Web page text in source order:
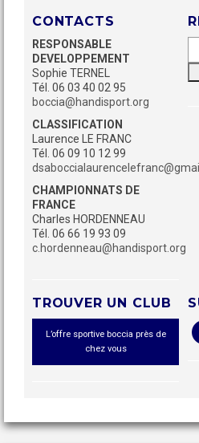
CONTACTS
RESPONSABLE
DEVELOPPEMENT
Sophie TERNEL
Tél. 06 03 40 02 95
boccia@handisport.org
CLASSIFICATION
Laurence LE FRANC
Tél. 06 09 10 12 99
CHAMPIONNATS DE
FRANCE
Charles HORDENNEAU
Tél. 06 66 19 93 09
c.hordenneau@handisport.org
TROUVER UN CLUB
L’offre sportive boccia près de
chez vous